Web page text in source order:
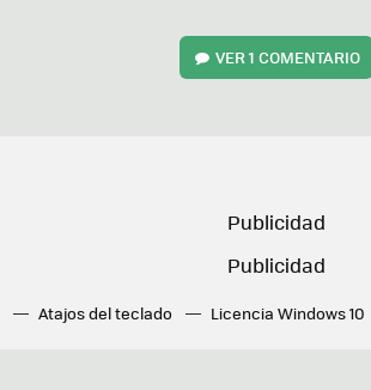
VER1 COMENTARIO
Atajos del teclado Licencia Windows 10